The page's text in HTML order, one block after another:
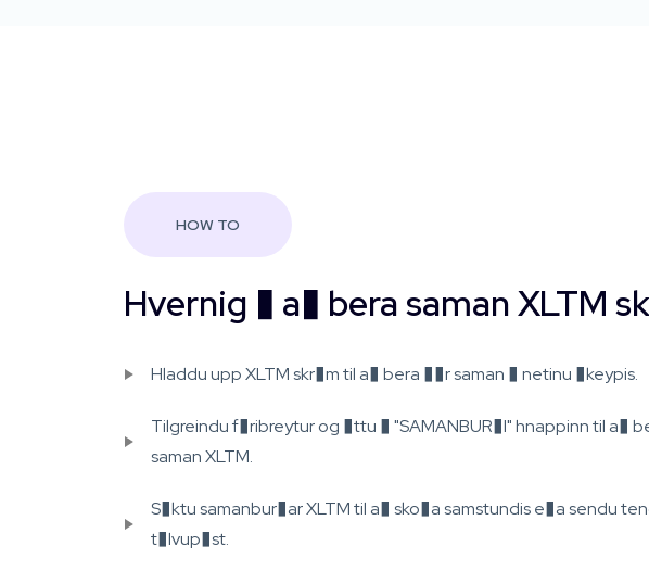
HOW TO
Hvernig � a� bera saman XLTM
Hladdu upp XLTM skr�m til a� bera ��r saman � netinu �keypis.
Tilgreindu f�ribreytur og �ttu � "SAMANBUR�I" hnappinn til a�
saman XLTM.
S�ktu samanbur�ar XLTM til a� sko�a samstundis e�a sendu
t�lvup�st.